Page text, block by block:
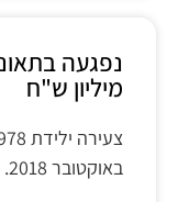
מיליון ש"ח
באוקטובר 2018.